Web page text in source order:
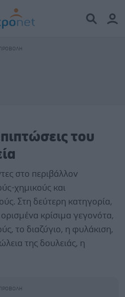
του
στο περιβάλλον
χημικούς και
Στη δεύτερη κατηγορία,
κρίσιμα γεγονότα,
το διαζύγιο, η φυλάκιση,
της δουλειάς, η